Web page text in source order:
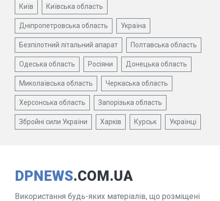
Київ Київська область
Дніпропетровська область Україна
Безпілотний літальний апарат Полтавська область
Одеська область Росіяни Донецька область
Миколаївська область Черкаська область
Херсонська область Запорізька область
Збройні сили України Харків Курськ Українці
DPNEWS.COM.UA
Використання будь-яких матеріалів, що розміщені